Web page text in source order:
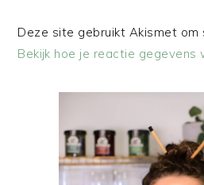
Deze site gebruikt Akismet om
Bekijk hoe je reactie gegevens